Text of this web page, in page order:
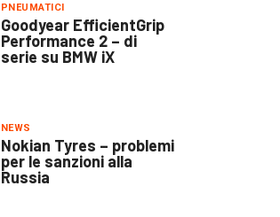
PNEUMATICI
Goodyear EfficientGrip
Performance 2 – di
serie su BMW iX
NEWS
Nokian Tyres – problemi
per le sanzioni alla
Russia